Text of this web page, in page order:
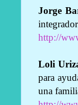
Jorge
http://
Loli
para
una